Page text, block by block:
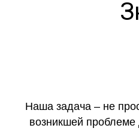
Наша задача – не
возникшей